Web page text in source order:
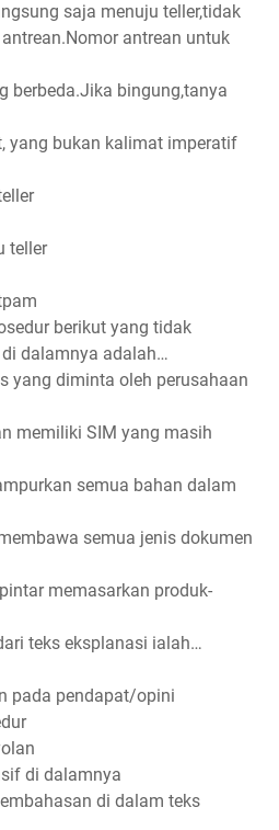
saja menuju teller,tidak
antrean untuk
berbeda.Jika bingung,tanya
yang bukan kalimat imperatif
teller
berikut yang tidak
dalamnya adalah…
yang diminta oleh perusahaan
memiliki SIM yang masih
semua bahan dalam
semua jenis dokumen
memasarkan produk-
teks eksplanasi ialah…
pada pendapat/opini
di dalamnya
di dalam teks